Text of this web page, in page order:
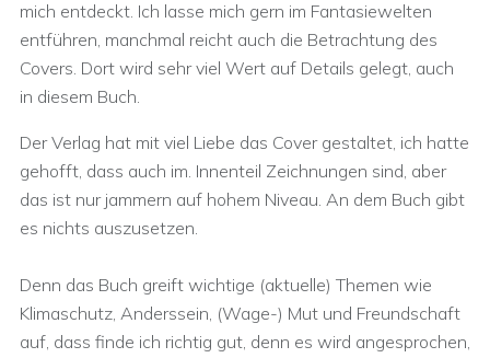
mich entdeckt. Ich lasse mich gern im Fantasiewelten
entführen, manchmal reicht auch die Betrachtung des
Covers. Dort wird sehr viel Wert auf Details gelegt, auch
in diesem Buch.
Der Verlag hat mit viel Liebe das Cover gestaltet, ich hatte
gehofft, dass auch im. Innenteil Zeichnungen sind, aber
das ist nur jammern auf hohem Niveau. An dem Buch gibt
es nichts auszusetzen.
Denn das Buch greift wichtige (aktuelle) Themen wie
Klimaschutz, Anderssein, (Wage-) Mut und Freundschaft
auf, dass finde ich richtig gut, denn es wird angesprochen,